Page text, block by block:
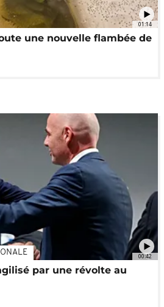
01:14
une nouvelle flambée de
00:42
par une révolte au